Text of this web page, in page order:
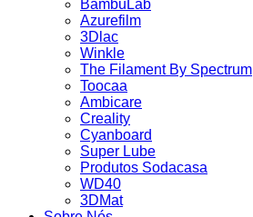
BambuLab
Azurefilm
3Dlac
Winkle
The Filament By Spectrum
Toocaa
Ambicare
Creality
Cyanboard
Super Lube
Produtos Sodacasa
WD40
3DMat